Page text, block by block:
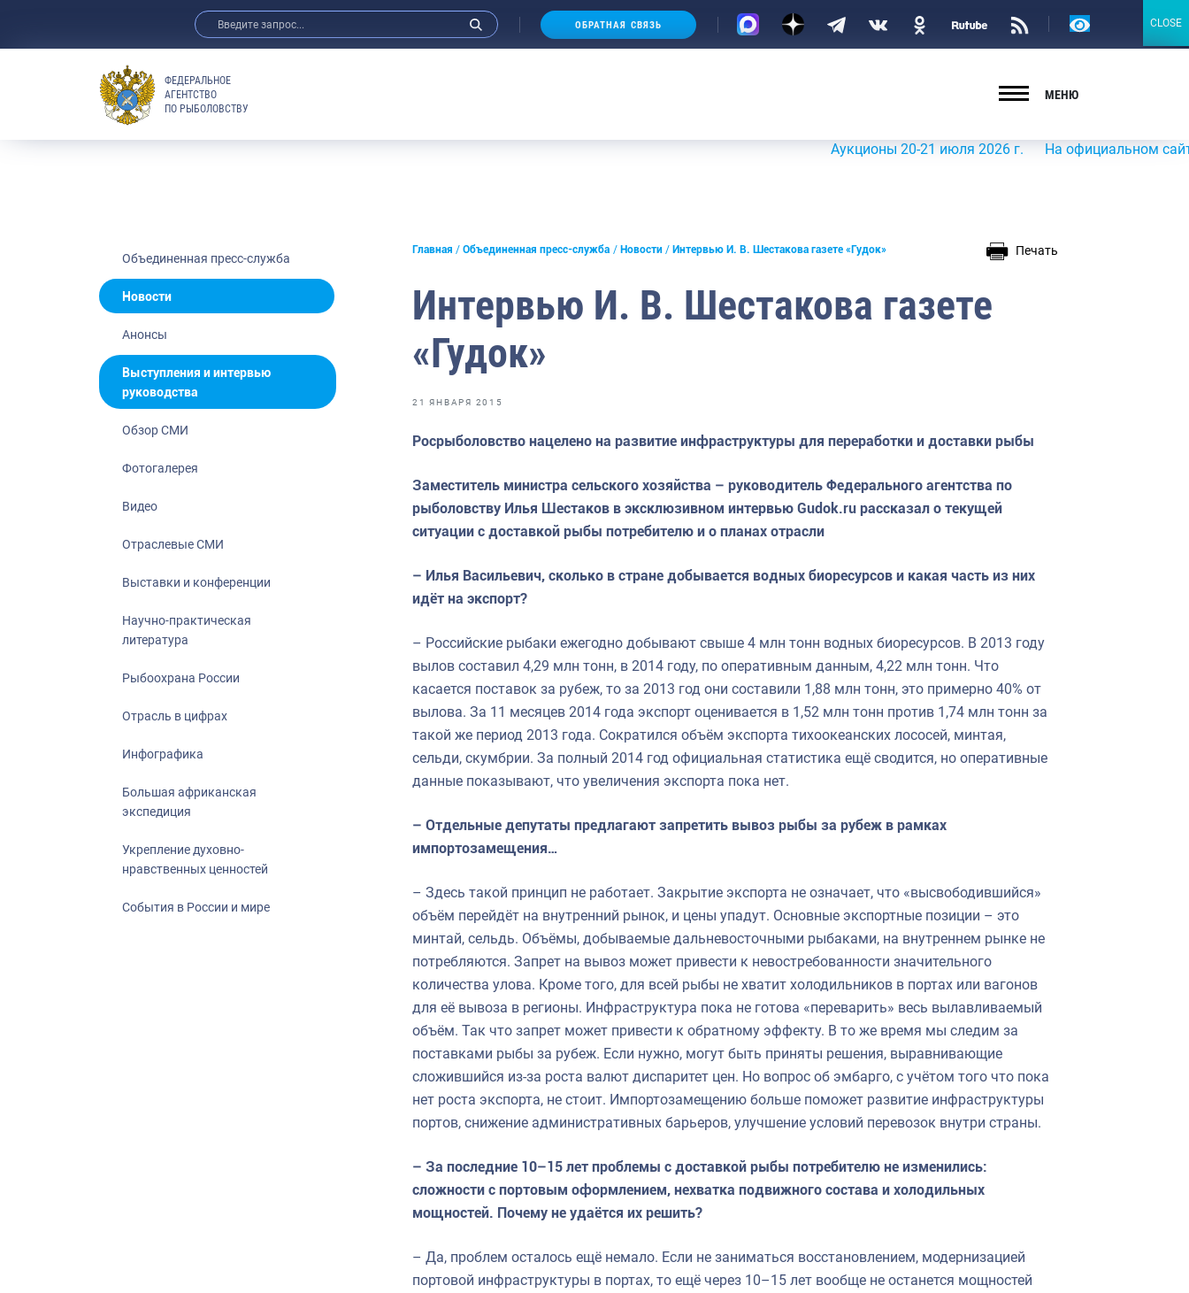
Анонсы
Отраслевые СМИ
Выставки и конференции
Научно-практическая литература
Рыбоохрана России
Отрасль в цифрах
Укрепление духовно-нравственных
События в России и мире
ОБРАТНАЯ СВЯЗЬ
Версия
ФЕДЕРАЛЬНОЕ
АГЕНТСТВО
ПО РЫБОЛОВСТВУ
МЕНЮ
Аукционы 20-21 июля 2026 г. На официальном сайте
Объединенная пресс-служба
Новости
Анонсы
Выступления и интервью
руководства
Обзор СМИ
Фотогалерея
Видео
Отраслевые СМИ
Выставки и конференции
Научно-практическая
литература
Рыбоохрана России
Отрасль в цифрах
Инфографика
Большая африканская
экспедиция
Укрепление духовно-
нравственных ценностей
События в России и мире
Главная Объединенная пресс-служба Новости Интервью И. В. Шестакова газете «Гудок» Печать
Интервью И. В. Шестакова газете
«Гудок»
21 ЯНВАРЯ 2015
Росрыболовство нацелено на развитие инфраструктуры для переработки и доставки рыбы
Заместитель министра сельского хозяйства – руководитель Федерального агентства по
рыболовству Илья Шестаков в эксклюзивном интервью Gudok.ru рассказал о текущей
ситуации с доставкой рыбы потребителю и о планах отрасли
– Илья Васильевич, сколько в стране добывается водных биоресурсов и какая часть из них
идёт на экспорт?
– Российские рыбаки ежегодно добывают свыше 4 млн тонн водных биоресурсов. В 2013 году
вылов составил 4,29 млн тонн, в 2014 году, по оперативным данным, 4,22 млн тонн. Что
касается поставок за рубеж, то за 2013 год они составили 1,88 млн тонн, это примерно 40% от
вылова. За 11 месяцев 2014 года экспорт оценивается в 1,52 млн тонн против 1,74 млн тонн за
такой же период 2013 года. Сократился объём экспорта тихоокеанских лососей, минтая,
сельди, скумбрии. За полный 2014 год официальная статистика ещё сводится, но оперативные
данные показывают, что увеличения экспорта пока нет.
– Отдельные депутаты предлагают запретить вывоз рыбы за рубеж в рамках
импортозамещения…
– Здесь такой принцип не работает. Закрытие экспорта не означает, что «высвободившийся»
объём перейдёт на внутренний рынок, и цены упадут. Основные экспортные позиции – это
минтай, сельдь. Объёмы, добываемые дальневосточными рыбаками, на внутреннем рынке не
потребляются. Запрет на вывоз может привести к невостребованности значительного
количества улова. Кроме того, для всей рыбы не хватит холодильников в портах или вагонов
для её вывоза в регионы. Инфраструктура пока не готова «переварить» весь вылавливаемый
объём. Так что запрет может привести к обратному эффекту. В то же время мы следим за
поставками рыбы за рубеж. Если нужно, могут быть приняты решения, выравнивающие
сложившийся из-за роста валют диспаритет цен. Но вопрос об эмбарго, с учётом того что пока
нет роста экспорта, не стоит. Импортозамещению больше поможет развитие инфраструктуры
портов, снижение административных барьеров, улучшение условий перевозок внутри страны.
– За последние 10–15 лет проблемы с доставкой рыбы потребителю не изменились:
сложности с портовым оформлением, нехватка подвижного состава и холодильных
мощностей. Почему не удаётся их решить?
– Да, проблем осталось ещё немало. Если не заниматься восстановлением, модернизацией
портовой инфраструктуры в портах, то ещё через 10–15 лет вообще не останется мощностей
CLOSE
CLOSE